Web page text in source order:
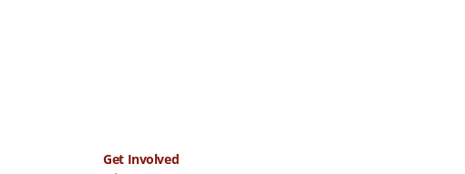
Get Involved